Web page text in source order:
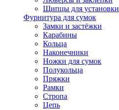
Щипцы для установки
Фурнитура для сумок
Замки и застёжки
Карабины
Кольца
Наконечники
Ножки для сумок
Полукольца
Пряжки
Рамки
Стропа
Цепь